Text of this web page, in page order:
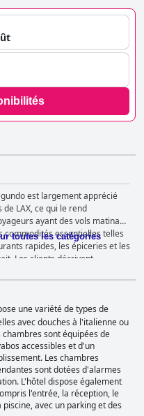
est largement apprécié
LAX, ce qui le rend
ayant des vols matinaux
commodités essentielles telles
rapides, les épiceries et les
Les clients décrivent
et tranquilles,
d'affaires trouvent la
et les bureaux d'entreprises
de navette gratuit vers et
général de
que l'offre de
LAX El Segundo reçoive des
la qualité et la
en raison de sa variété
petit-déjeuner n'est pas inclus
de service lent et de
toutes les catégories
une variété de types de
avec douches à l'italienne ou
sont équipées de
accessibles et d'un
Les chambres
sont dotées d'alarmes
L'hôtel dispose également
l'entrée, la réception, le
avec un parking et des